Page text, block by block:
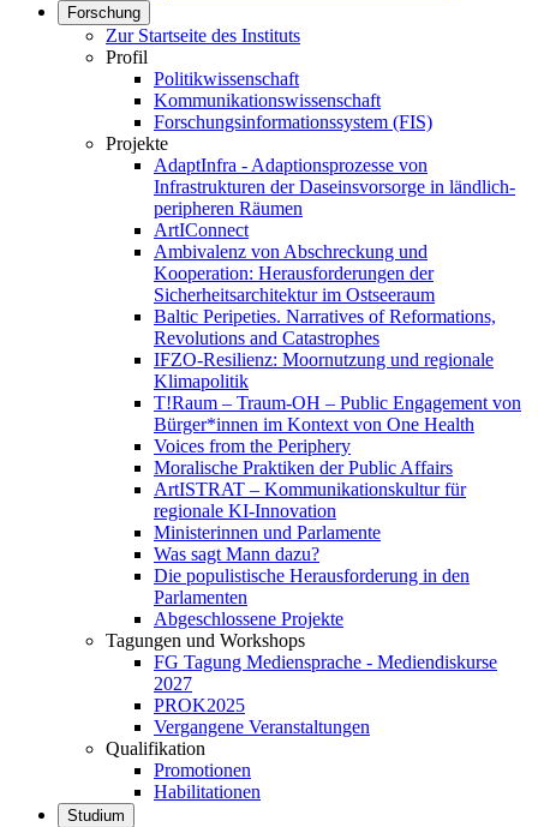
Forschung
Zur Startseite des Instituts
Profil
Politikwissenschaft
Kommunikationswissenschaft
Forschungsinformationssystem (FIS)
Projekte
AdaptInfra - Adaptionsprozesse von
Infrastrukturen der Daseinsvorsorge in ländlich-
peripheren Räumen
ArtIConnect
Ambivalenz von Abschreckung und
Kooperation: Herausforderungen der
Sicherheitsarchitektur im Ostseeraum
Baltic Peripeties. Narratives of Reformations,
Revolutions and Catastrophes
IFZO-Resilienz: Moornutzung und regionale
Klimapolitik
T!Raum – Traum-OH – Public Engagement von
Bürger*innen im Kontext von One Health
Voices from the Periphery
Moralische Praktiken der Public Affairs
ArtISTRAT – Kommunikationskultur für
regionale KI-Innovation
Ministerinnen und Parlamente
Was sagt Mann dazu?
Die populistische Herausforderung in den
Parlamenten
Abgeschlossene Projekte
Tagungen und Workshops
FG Tagung Mediensprache - Mediendiskurse
2027
PROK2025
Vergangene Veranstaltungen
Qualifikation
Promotionen
Habilitationen
Studium